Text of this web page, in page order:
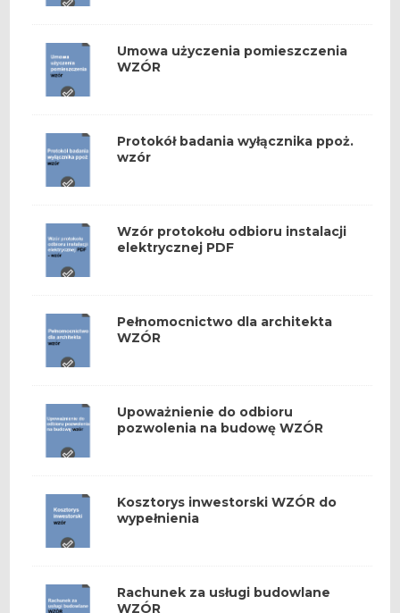
Umowa użyczenia pomieszczenia
WZÓR
Protokół badania wyłącznika ppoż.
wzór
Wzór protokołu odbioru instalacji
elektrycznej PDF
Pełnomocnictwo dla architekta
WZÓR
Upoważnienie do odbioru
pozwolenia na budowę WZÓR
Kosztorys inwestorski WZÓR do
wypełnienia
Rachunek za usługi budowlane
WZÓR